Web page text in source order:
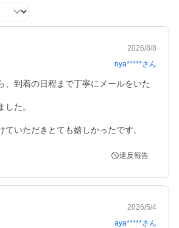
2026/8/8
nya*****さん
、到着の日程まで丁寧にメールをいた
た。
ていただきとても嬉しかったです。
違反報告
2026/5/4
aya*****さん